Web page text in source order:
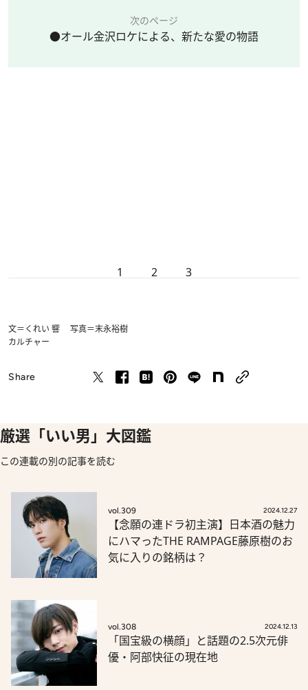
次のページ
●オール金沢ロケによる、新たな愛の物語
1 2 3
文＝くれい 響 写真＝末永裕樹
カルチャー
Share
厳選「いい男」大図鑑
この連載の別の記事を読む
vol.309 2024.12.27
【念願の連ドラ初主演】日本酒の魅力
にハマったTHE RAMPAGE藤原樹のお
気に入りの銘柄は？
vol.308 2024.12.13
「国宝級の横顔」と話題の2.5次元俳
優・阿部快征の現在地